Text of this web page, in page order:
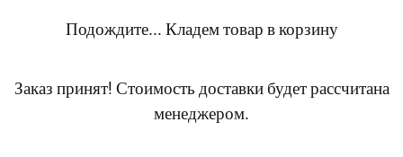
Подождите... Кладем товар в корзину
Заказ принят! Стоимость доставки будет рассчитана
менеджером.